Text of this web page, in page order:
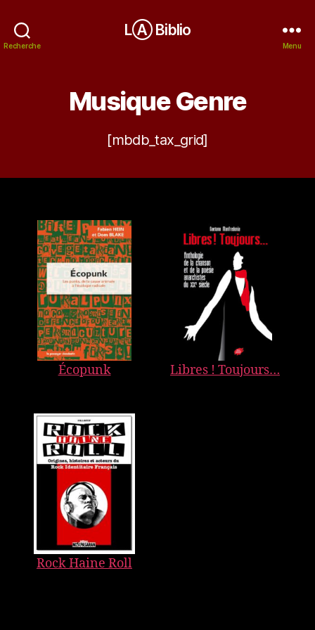
Recherche
LⒶ Biblio
Menu
Musique Genre
[mbdb_tax_grid]
Écopunk Libres ! Toujours…
Rock Haine Roll